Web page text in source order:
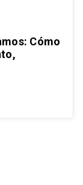
Cómo